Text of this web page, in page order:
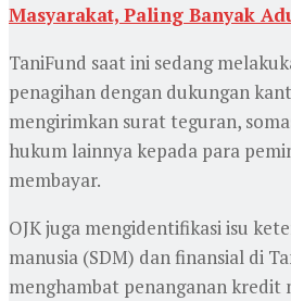
Masyarakat, Paling Banyak
TaniFund saat ini sedang
penagihan dengan dukungan
mengirimkan surat teguran,
hukum lainnya kepada para
membayar.
OJK juga mengidentifikasi isu
manusia (SDM) dan finansial di
menghambat penanganan kredit